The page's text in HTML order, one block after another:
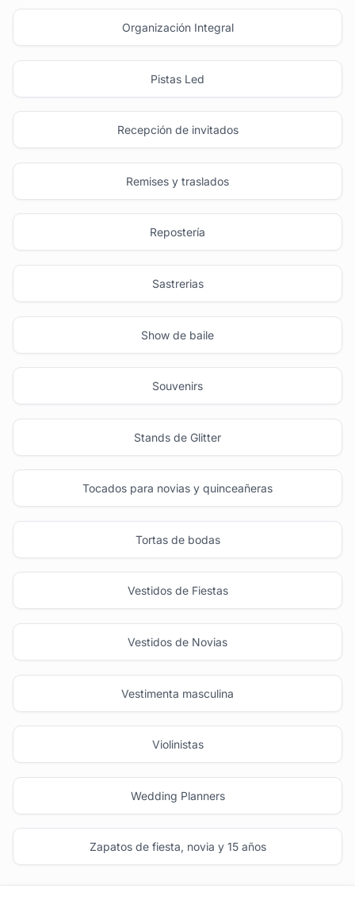
Organización Integral
Pistas Led
Recepción de invitados
Remises y traslados
Repostería
Sastrerias
Show de baile
Souvenirs
Stands de Glitter
Tocados para novias y quinceañeras
Tortas de bodas
Vestidos de Fiestas
Vestidos de Novias
Vestimenta masculina
Violinistas
Wedding Planners
Zapatos de fiesta, novia y 15 años